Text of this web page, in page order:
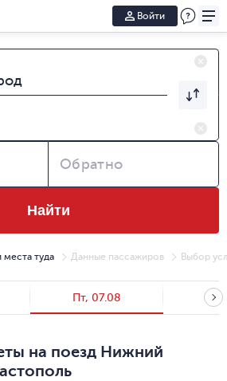
Войти
Обратно
Найти
места туда Данные пассажиров Выбор
Пт, 07.08 Сб,
на поезд Нижний